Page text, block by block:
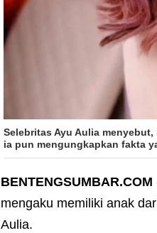
Selebritas Ayu Aulia menyebut,
ia pun mengungkapkan fakta
BENTENGSUMBAR.COM
mengaku memiliki anak
Aulia.